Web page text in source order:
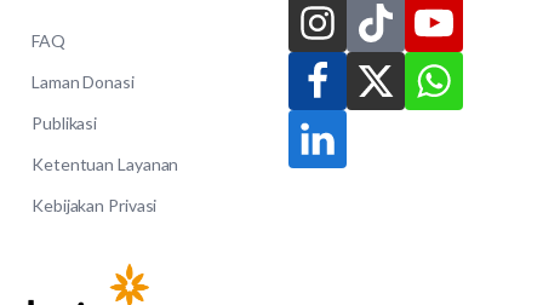
FAQ
Laman Donasi
Publikasi
Ketentuan Layanan
Kebijakan Privasi